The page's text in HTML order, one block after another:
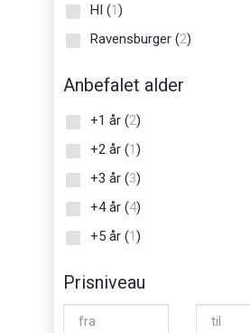
HI (1)
Ravensburger (2)
Anbefalet alder
+1 år (2)
+2 år (1)
+3 år (3)
+4 år (4)
+5 år (1)
Prisniveau